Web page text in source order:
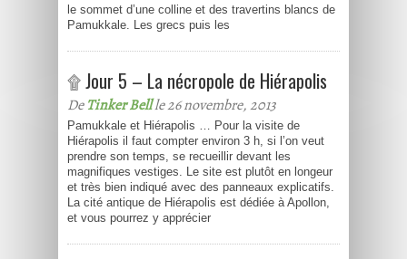
le sommet d’une colline et des travertins blancs de
Pamukkale. Les grecs puis les
۩ Jour 5 – La nécropole de Hiérapolis
DeTinker Bellle 26 novembre, 2013
Pamukkale et Hiérapolis … Pour la visite de
Hiérapolis il faut compter environ 3 h, si l’on veut
prendre son temps, se recueillir devant les
magnifiques vestiges. Le site est plutôt en longeur
et très bien indiqué avec des panneaux explicatifs.
La cité antique de Hiérapolis est dédiée à Apollon,
et vous pourrez y apprécier